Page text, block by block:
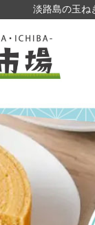
淡路島の玉ね